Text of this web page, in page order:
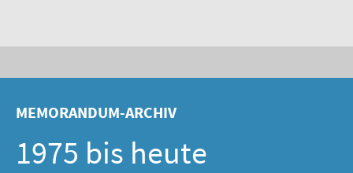
MEMORANDUM-ARCHIV
1975 bis heute